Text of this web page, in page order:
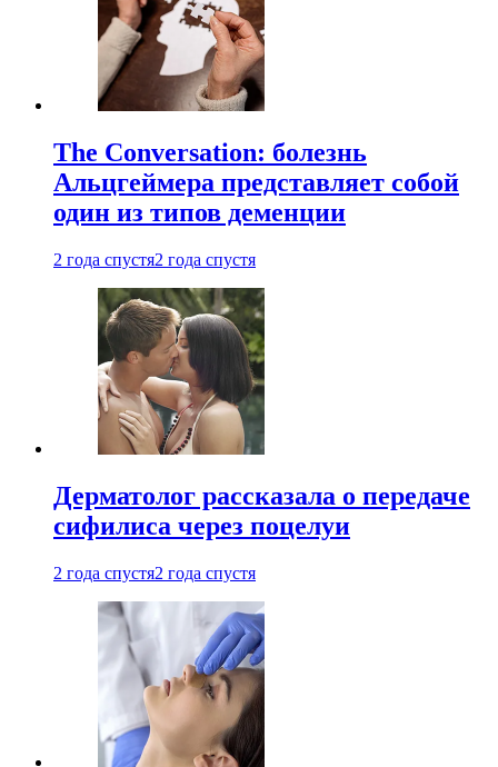
The Conversation: болезнь
Альцгеймера представляет собой
один из типов деменции
2 года спустя2 года спустя
Дерматолог рассказала о передаче
сифилиса через поцелуи
2 года спустя2 года спустя